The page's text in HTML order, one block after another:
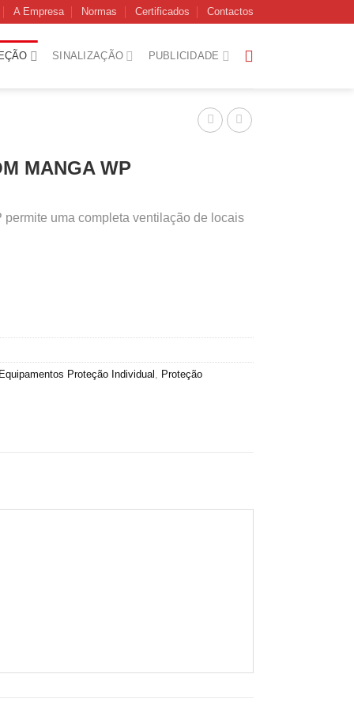
A Empresa Normas Certificados Contactos
SINALIZAÇÃO PUBLICIDADE
MANGA WP
permite uma completa ventilação de locais
Equipamentos Proteção Individual , Proteção